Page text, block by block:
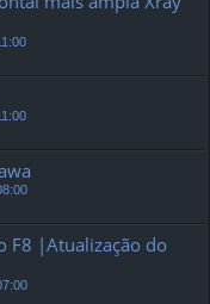
F8 |Atualização do